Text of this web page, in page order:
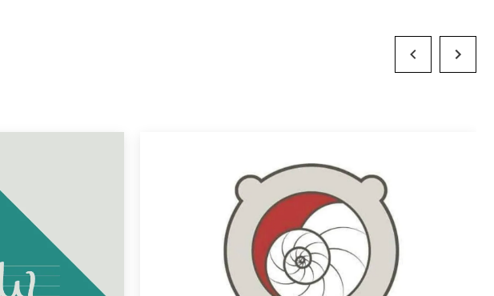
Previous SlideNext